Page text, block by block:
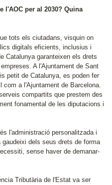
l'AOC per al 2030? Quina
tots els ciutadans, visquin on
digitals eficients, inclusius i
Catalunya garanteixen els drets
A l'Ajuntament de Sant
petit de Catalunya, es poden fer
a l'Ajuntament de Barcelona.
compartits que prestem des
fonamental de les diputacions i
l'administració personalitzada i
dels seus drets de forma
sense haver de demanar-
Tributària de l'Estat va ser